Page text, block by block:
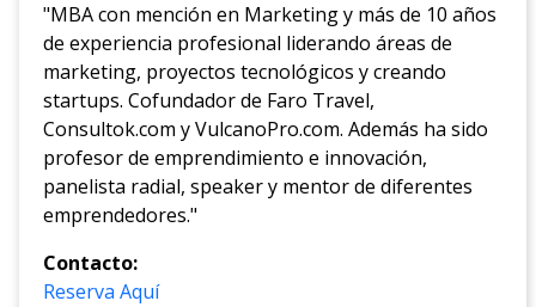
"MBA con mención en Marketing y más de 10 años
de experiencia profesional liderando áreas de
marketing, proyectos tecnológicos y creando
startups. Cofundador de Faro Travel,
Consultok.com y VulcanoPro.com. Además ha sido
profesor de emprendimiento e innovación,
panelista radial, speaker y mentor de diferentes
emprendedores."
Contacto:
Reserva Aquí